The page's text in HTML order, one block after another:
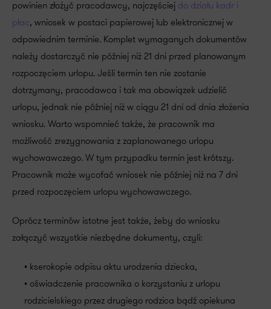
powinien złożyć pracodawcy, najczęściej do działu kadr i
płac, wniosek w postaci papierowej lub elektronicznej w
odpowiednim terminie. Komplet wymaganych dokumentów
należy dostarczyć nie później niż 21 dni przed planowanym
rozpoczęciem urlopu. Jeśli termin ten nie zostanie
dotrzymany, pracodawca i tak ma obowiązek udzielić
urlopu, jednak nie później niż w ciągu 21 dni od dnia złożenia
wniosku. Warto wspomnieć także, że pracownik ma
możliwość zrezygnowania z zaplanowanego urlopu
wychowawczego. W tym przypadku termin jest krótszy.
Pracownik może wycofać wniosek nie później niż na 7 dni
przed rozpoczęciem urlopu wychowawczego.
Oprócz terminów istotne jest także, żeby do wniosku
załączyć wszystkie niezbędne dokumenty, czyli:
• kserokopie odpisu aktu urodzenia dziecka,
• oświadczenie pracownika o korzystaniu z urlopu
rodzicielskiego przez drugiego rodzica bądź opiekuna